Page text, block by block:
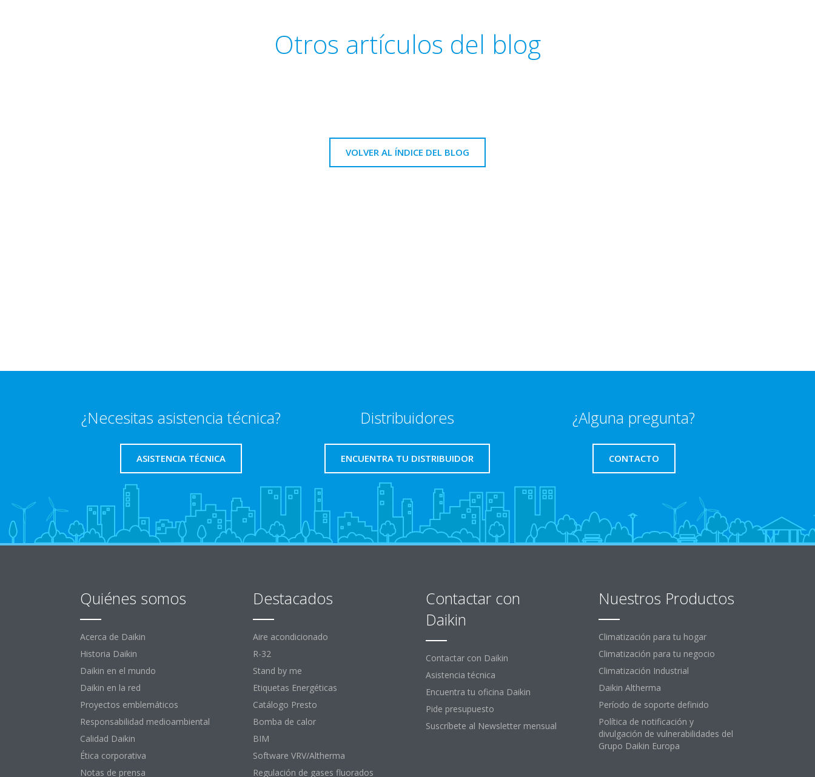
Otros artículos del blog
VOLVER AL ÍNDICE DEL BLOG
¿Necesitas asistencia técnica?
ASISTENCIA TÉCNICA
Distribuidores
ENCUENTRA TU DISTRIBUIDOR
¿Alguna pregunta?
CONTACTO
Quiénes somos
Acerca de Daikin
Historia Daikin
Daikin en el mundo
Daikin en la red
Proyectos emblemáticos
Responsabilidad medioambiental
Calidad Daikin
Ética corporativa
Notas de prensa
Destacados
Aire acondicionado
R-32
Stand by me
Etiquetas Energéticas
Catálogo Presto
Bomba de calor
BIM
Software VRV/Altherma
Regulación de gases fluorados
Contactar con
Daikin
Contactar con Daikin
Asistencia técnica
Encuentra tu oficina Daikin
Pide presupuesto
Suscríbete al Newsletter mensual
Nuestros Productos
Climatización para tu hogar
Climatización para tu negocio
Climatización Industrial
Daikin Altherma
Período de soporte definido
Política de notificación y
divulgación de vulnerabilidades del
Grupo Daikin Europa